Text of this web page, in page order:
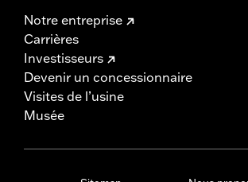
Notre entreprise
Carrières
Investisseurs
Devenir un concessionnaire
Visites de l’usine
Musée